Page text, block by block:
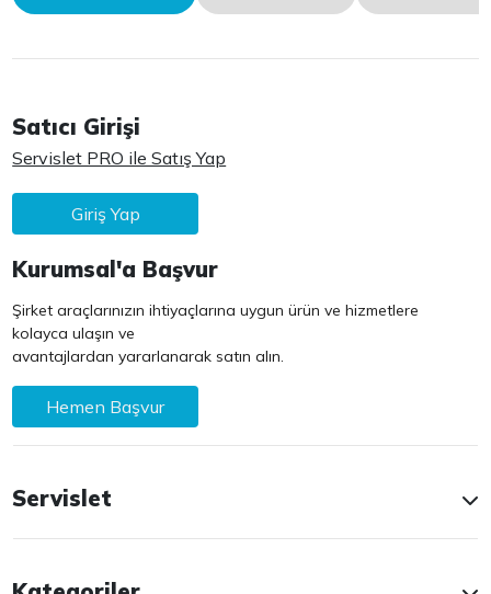
Satıcı Girişi
Servislet PRO ile Satış Yap
Giriş Yap
Kurumsal'a Başvur
Şirket araçlarınızın ihtiyaçlarına uygun ürün ve hizmetlere
kolayca ulaşın ve
avantajlardan yararlanarak satın alın.
Hemen Başvur
Servislet